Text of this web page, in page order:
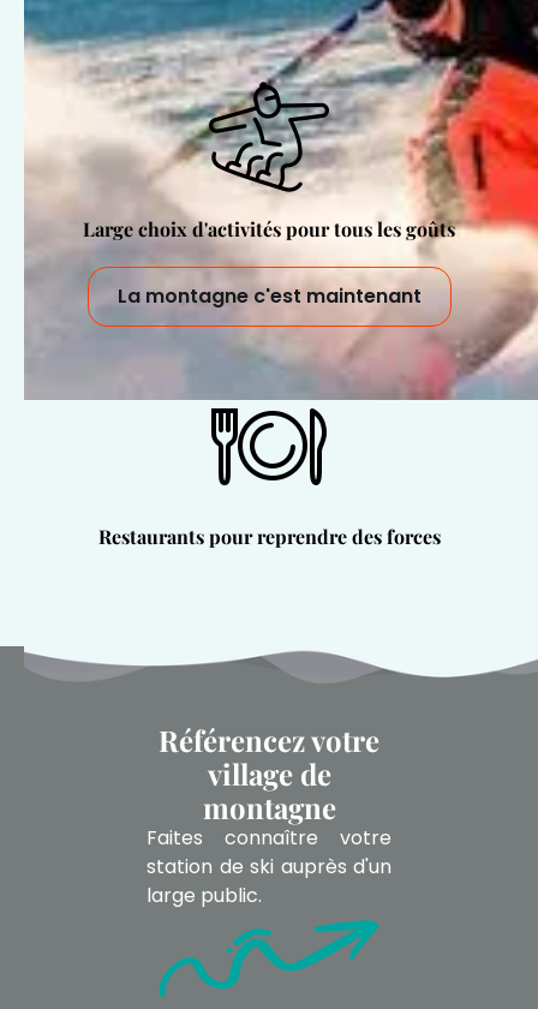
Large choix d'activités pour tous les goûts
La montagne c'est maintenant
Restaurants pour reprendre des forces
Référencez votre
village de
montagne
Faites connaître votre
station de ski auprès d'un
large public.